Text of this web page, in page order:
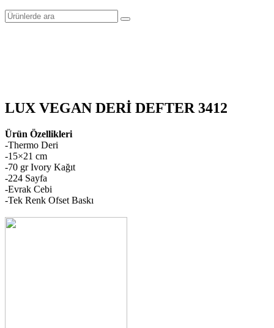
LUX VEGAN DERİ DEFTER 3412
Ürün Özellikleri
-Thermo Deri
-15×21 cm
-70 gr Ivory Kağıt
-224 Sayfa
-Evrak Cebi
-Tek Renk Ofset Baskı